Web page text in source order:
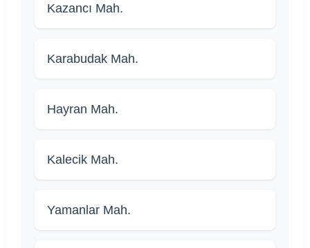
Kazancı Mah.
Karabudak Mah.
Hayran Mah.
Kalecik Mah.
Yamanlar Mah.